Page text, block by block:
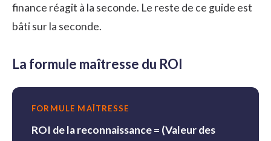
finance réagit à la seconde. Le reste de ce guide est
bâti sur la seconde.
La formule maîtresse du ROI
FORMULE MAÎTRESSE
ROI de la reconnaissance = (Valeur des